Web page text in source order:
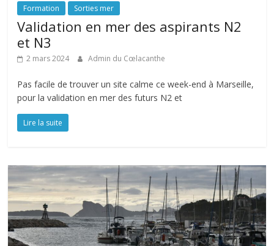
Formation Sorties mer
Validation en mer des aspirants N2
et N3
2 mars 2024 Admin du Cœlacanthe
Pas facile de trouver un site calme ce week-end à Marseille,
pour la validation en mer des futurs N2 et
Lire la suite